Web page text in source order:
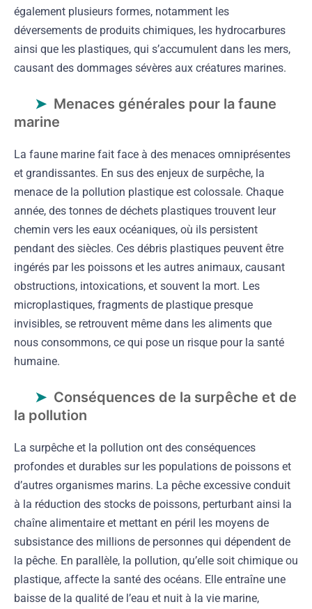
également plusieurs formes, notamment les
déversements de produits chimiques, les hydrocarbures
ainsi que les plastiques, qui s’accumulent dans les mers,
causant des dommages sévères aux créatures marines.
Menaces générales pour la faune
marine
La faune marine fait face à des menaces omniprésentes
et grandissantes. En sus des enjeux de surpêche, la
menace de la pollution plastique est colossale. Chaque
année, des tonnes de déchets plastiques trouvent leur
chemin vers les eaux océaniques, où ils persistent
pendant des siècles. Ces débris plastiques peuvent être
ingérés par les poissons et les autres animaux, causant
obstructions, intoxications, et souvent la mort. Les
microplastiques, fragments de plastique presque
invisibles, se retrouvent même dans les aliments que
nous consommons, ce qui pose un risque pour la santé
humaine.
Conséquences de la surpêche et de
la pollution
La surpêche et la pollution ont des conséquences
profondes et durables sur les populations de poissons et
d’autres organismes marins. La pêche excessive conduit
à la réduction des stocks de poissons, perturbant ainsi la
chaîne alimentaire et mettant en péril les moyens de
subsistance des millions de personnes qui dépendent de
la pêche. En parallèle, la pollution, qu’elle soit chimique ou
plastique, affecte la santé des océans. Elle entraîne une
baisse de la qualité de l’eau et nuit à la vie marine,